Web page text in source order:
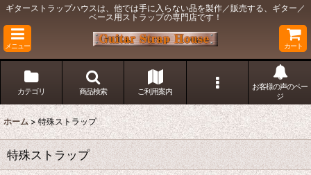
ギターストラップハウスは、他では手に入らない品を製作／販売する、ギター／
ベース用ストラップの専門店です！
メニュー カート
カテゴリ 商品検索 ご利用案内
お客様の声のペー
ジ
ホーム > 特殊ストラップ
特殊ストラップ